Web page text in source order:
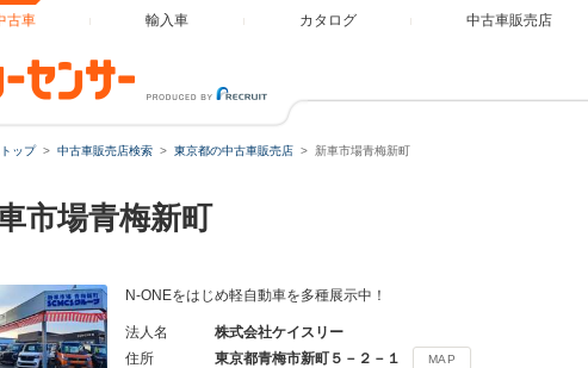
古車 輸入車 カタログ 中古車販売店
ップ 中古車販売店検索 東京都の中古車販売店 新車市場青梅新町
市場青梅新町
N-ONEをはじめ軽自動車を多種展示中！
法人名
株式会社ケイスリー
住所
東京都青梅市新町５－２－１ MAP